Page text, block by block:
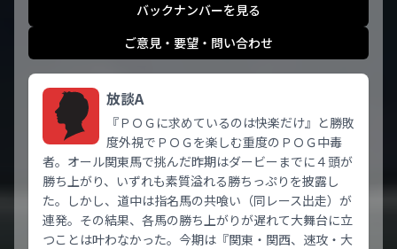
バックナンバーを見る
ご意見・要望・問い合わせ
放談A
『ＰＯＧに求めているのは快楽だけ』と勝敗
度外視でＰＯＧを楽しむ重度のＰＯＧ中毒
者。オール関東馬で挑んだ昨期はダービーまでに４頭が
勝ち上がり、いずれも素質溢れる勝ちっぷりを披露し
た。しかし、道中は指名馬の共喰い（同レース出走）が
連発。その結果、各馬の勝ち上がりが遅れて大舞台に立
つことは叶わなかった。今期は『関東・関西、速攻・大